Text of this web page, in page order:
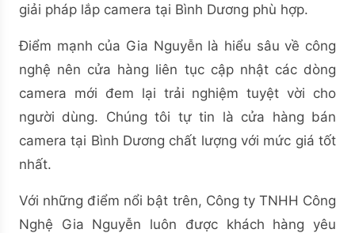
giải pháp lắp camera tại Bình Dương phù hợp.
Điểm mạnh của Gia Nguyễn là hiểu sâu về công
nghệ nên cửa hàng liên tục cập nhật các dòng
camera mới đem lại trải nghiệm tuyệt vời cho
người dùng. Chúng tôi tự tin là cửa hàng bán
camera tại Bình Dương chất lượng với mức giá tốt
nhất.
Với những điểm nổi bật trên, Công ty TNHH Công
Nghệ Gia Nguyễn luôn được khách hàng yêu